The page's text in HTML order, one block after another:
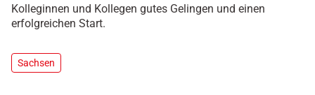
Kolleginnen und Kollegen gutes Gelingen und einen
erfolgreichen Start.
Sachsen